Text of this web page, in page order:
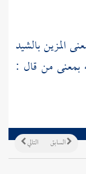
المزين بالشيد
بمعنى من قال :
التالي السابق